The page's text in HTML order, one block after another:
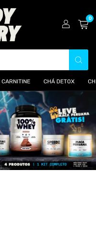
0
CARNITINE CHÁ DETOX